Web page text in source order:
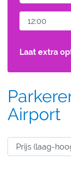
Laat extra
Airport